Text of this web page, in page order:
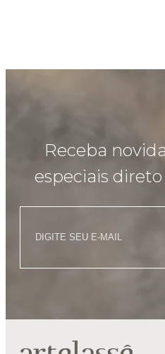
Receba
especiais